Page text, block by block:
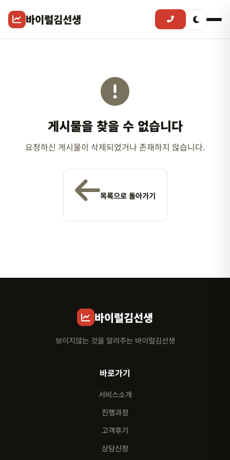
바이럴김선생
게시물을 찾을 수 없습니다
요청하신 게시물이 삭제되었거나 존재하지 않습니다.
목록으로 돌아가기
바이럴김선생
보이지않는 것을 알려주는 바이럴김선생
바로가기
서비스소개
진행과정
고객후기
상담신청